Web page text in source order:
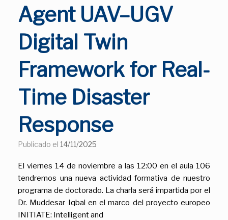
Agent UAV–UGV
Digital Twin
Framework for Real-
Time Disaster
Response
Publicado el 14/11/2025
El viernes 14 de noviembre a las 12:00 en el aula 106
tendremos una nueva actividad formativa de nuestro
programa de doctorado. La charla será impartida por el
Dr. Muddesar Iqbal en el marco del proyecto europeo
INITIATE: Intelligent and